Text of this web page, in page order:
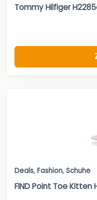
Tommy Hilfiger
Deals, Fashion, Schuhe
FIND Point Toe Kitten